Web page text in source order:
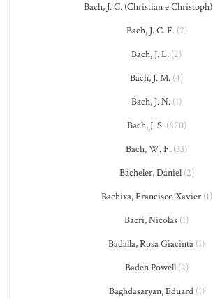
Bach, J. C. (Christian e Christoph)
Bach, J. C. F.(7)
Bach, J. L. (2)
Bach, J. M. (4)
Bach, J. N. (1)
Bach, J. S.(870)
Bach, W. F. (33)
Bacheler, Daniel(2)
Bachixa, Francisco Xavier(1)
Bacri, Nicolas (1)
Badalla, Rosa Giacinta (1)
Baden Powell(2)
Baghdasaryan, Eduard(1)